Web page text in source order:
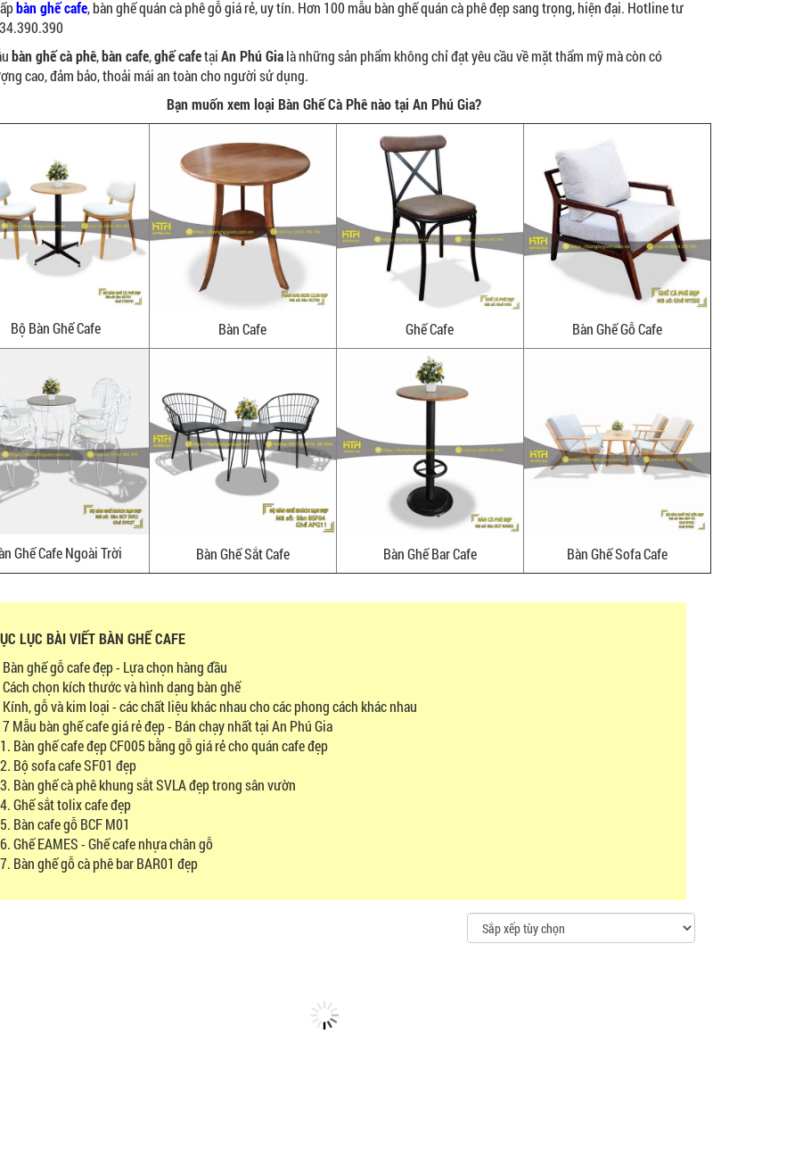
bàn ghế cafe, bàn ghế quán cà phê gỗ giá rẻ, uy tín. Hơn 100 mẫu bàn ghế quán cà phê đẹp sang trọng, hiện đại. Hotline tư
bàn ghế cà phê,bàn cafe,ghế cafetạiAn Phú Gialà những sản phẩm không chỉ đạt yêu cầu về mặt thẩm mỹ mà còn có
cao, đảm bảo, thoải mái an toàn cho người sử dụng.
Bạn muốn xem loại Bàn Ghế Cà Phê nào tại An Phú Gia?
Bộ Bàn Ghế Cafe Bàn Cafe Ghế Cafe Bàn Ghế Gỗ Cafe
Ghế Cafe Ngoài Trời Bàn Ghế Sắt Cafe Bàn Ghế Bar Cafe Bàn Ghế Sofa Cafe
LỤC BÀI VIẾT BÀN GHẾ CAFE
Bàn ghế gỗ cafe đẹp - Lựa chọn hàng đầu
chọn kích thước và hình dạng bàn ghế
gỗ và kim loại - các chất liệu khác nhau cho các phong cách khác nhau
Mẫu bàn ghế cafe giá rẻ đẹp - Bán chạy nhất tại An Phú Gia
Bàn ghế cafe đẹp CF005 bằng gỗ giá rẻ cho quán cafe đẹp
Bộ sofa cafe SF01 đẹp
Bàn ghế cà phê khung sắt SVLA đẹp trong sân vườn
Ghế sắt tolix cafe đẹp
Bàn cafe gỗ BCF M01
Ghế EAMES - Ghế cafe nhựa chân gỗ
Bàn ghế gỗ cà phê bar BAR01 đẹp